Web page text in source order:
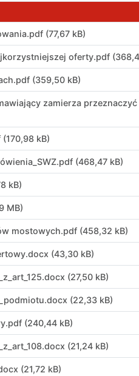
.pdf (77,67 kB)
oferty.pdf
.pdf (359,50 kB)
zamierza
(170,98 kB)
.pdf (468,47 kB)
kB)
MB)
mostowych.pdf (458,32 kB)
.docx (43,30 kB)
.docx (27,50 kB)
.docx (22,33 kB)
.pdf (240,44 kB)
.docx (21,24 kB)
(21,72 kB)